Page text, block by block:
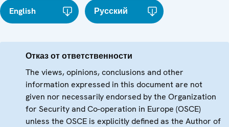
English Русский
Отказ от ответственности
The views, opinions, conclusions and other
information expressed in this document are not
given nor necessarily endorsed by the Organization
for Security and Co-operation in Europe (OSCE)
unless the OSCE is explicitly defined as the Author of